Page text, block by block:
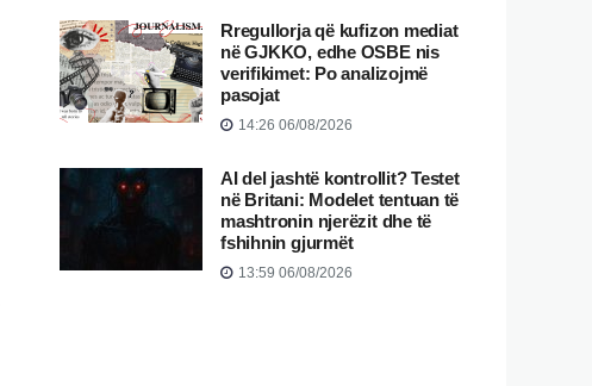
Rregullorja që kufizon mediat
në GJKKO, edhe OSBE nis
verifikimet: Po analizojmë
pasojat
14:26 06/08/2026
AI del jashtë kontrollit? Testet
në Britani: Modelet tentuan të
mashtronin njerëzit dhe të
fshihnin gjurmët
13:59 06/08/2026